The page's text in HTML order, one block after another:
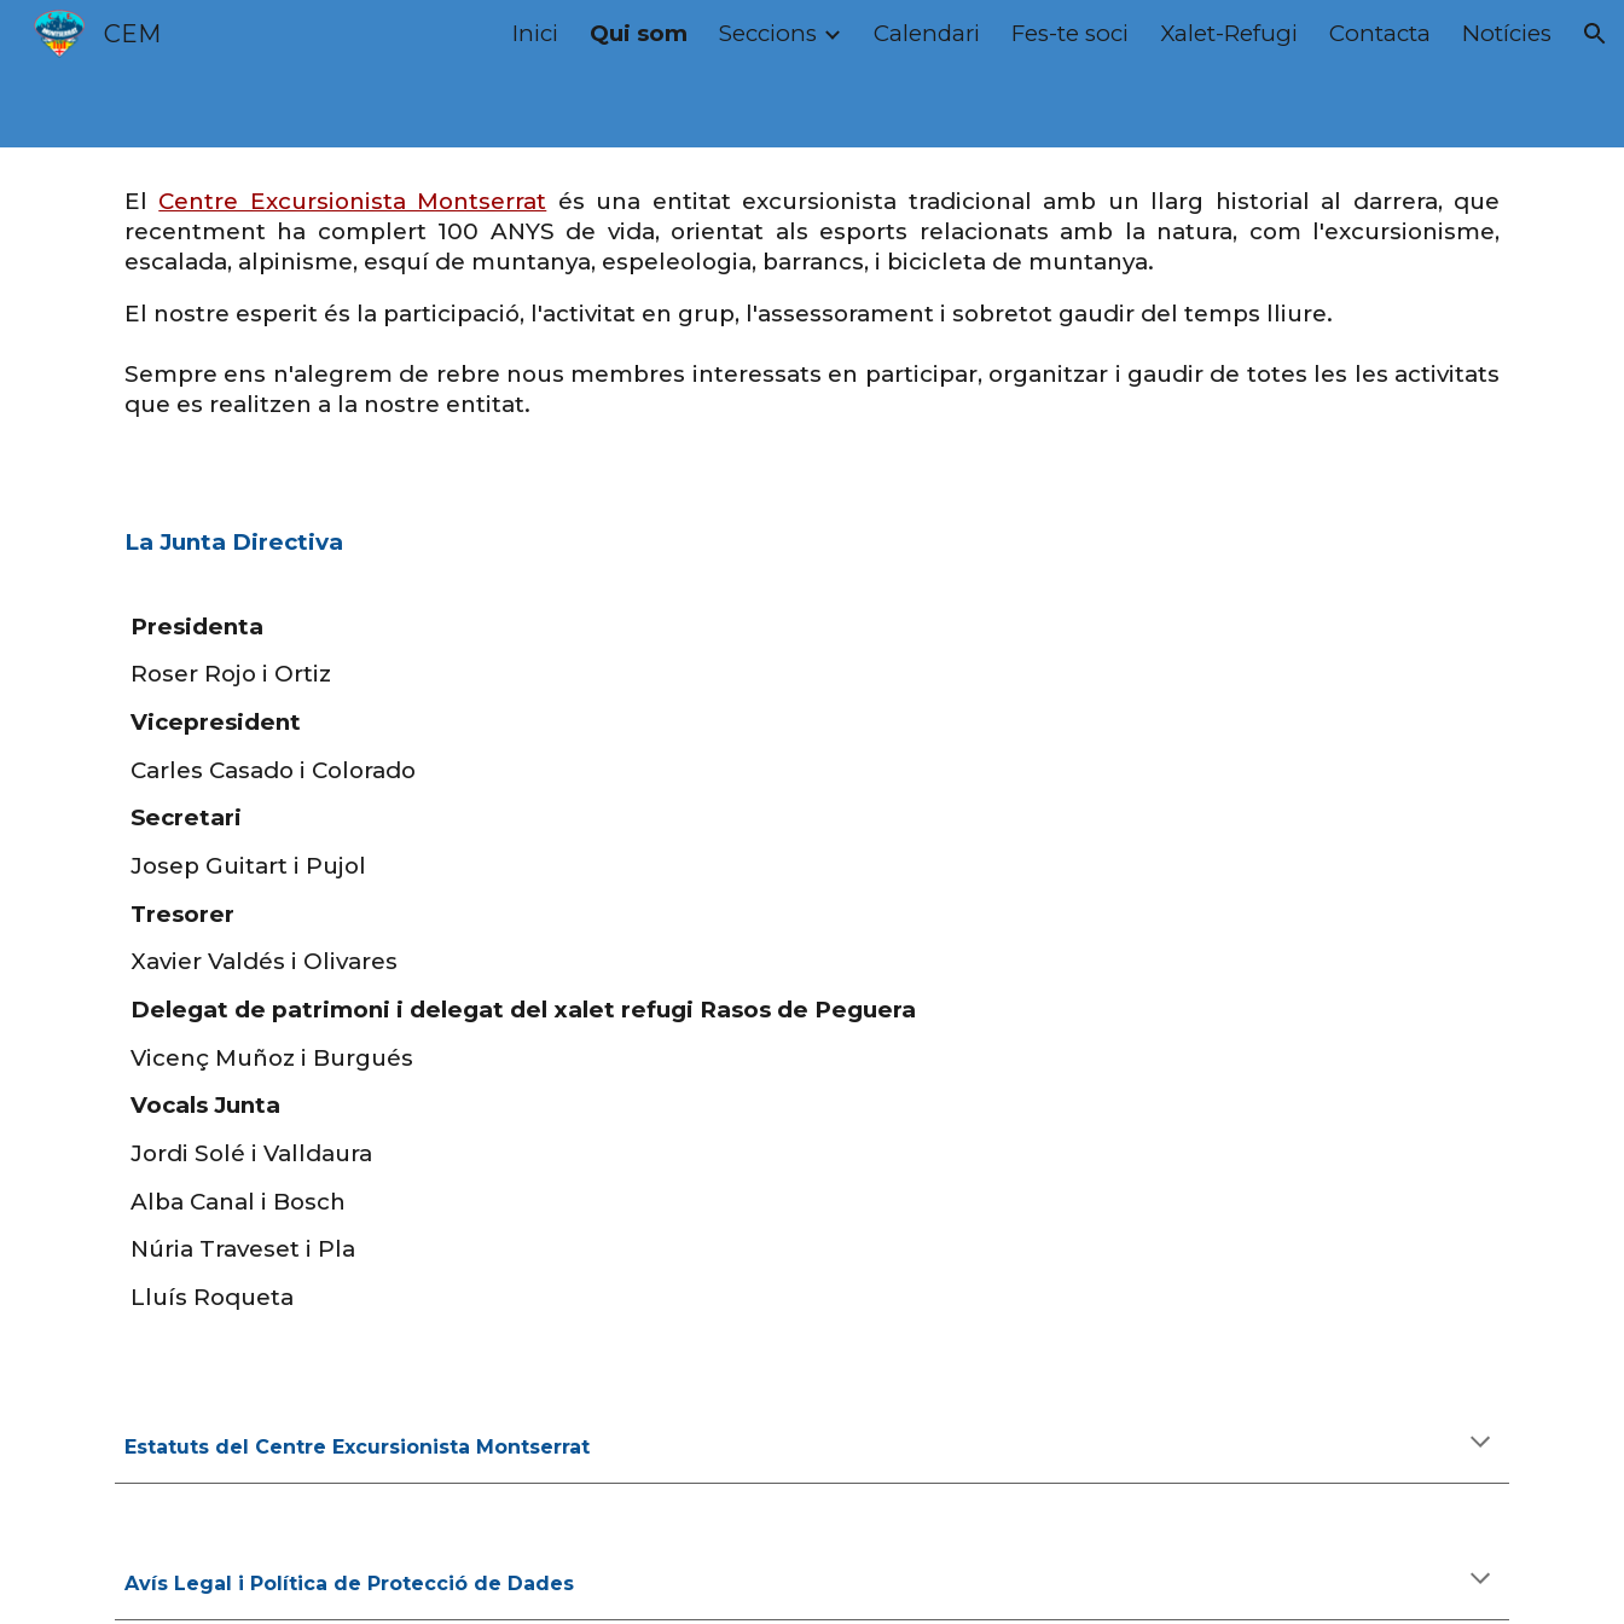
Skip to main content Skip to navigation
CEM Inici Qui som Seccions Calendari Fes-te soci Xalet-Refugi Contacta Notícies
El Centre Excursionista Montserrat és una entitat excursionista tradicional amb un llarg historial al darrera, que
recentment ha complert 100 ANYS de vida, orientat als esports relacionats amb la natura, com l'excursionisme,
escalada, alpinisme, esquí de muntanya, espeleologia, barrancs, i bicicleta de muntanya.
El nostre esperit és la participació, l'activitat en grup, l'assessorament i sobretot gaudir del temps lliure.
Sempre ens n'alegrem de rebre nous membres interessats en participar, organitzar i gaudir de totes les les activitats
que es realitzen a la nostre entitat.
La Junta Directiva
Presidenta
Roser Rojo i Ortiz
Vicepresident
Carles Casado i Colorado
Secretari
Josep Guitart i Pujol
Tresorer
Xavier Valdés i Olivares
Delegat de patrimoni i delegat del xalet refugi Rasos de Peguera
Vicenç Muñoz i Burgués
Vocals Junta
Jordi Solé i Valldaura
Alba Canal i Bosch
Núria Traveset i Pla
Lluís Roqueta
Estatuts del Centre Excursionista Montserrat
Avís Legal i Política de Protecció de Dades